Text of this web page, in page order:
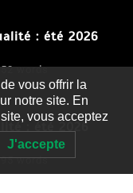
: été 2026
words
: été 2026
words
vous offrir la
notre site. En
vous acceptez
J'accepte